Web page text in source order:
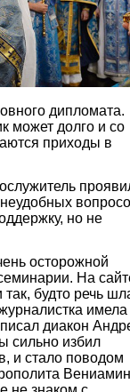
дипломата.
может долго и со
приходы в
но не
осторожной
На
так, будто речь
имела
диакон
сильно избил
и стало поводом